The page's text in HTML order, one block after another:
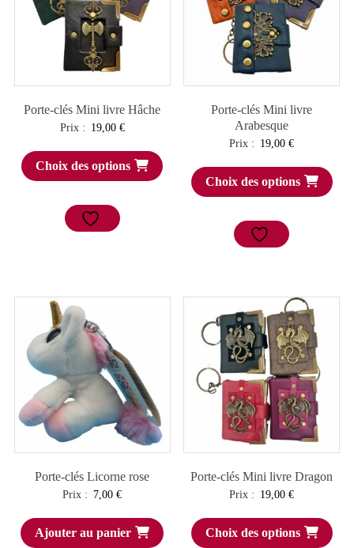
Porte-clés Mini livre Hâche
Prix : 19,00 €
Choix des options
Porte-clés Mini livre
Arabesque
Prix : 19,00€
Choix des options
Porte-clés Licorne rose
Prix : 7,00€
Ajouter au panier
Porte-clés Mini livre Dragon
Prix : 19,00€
Choix des options